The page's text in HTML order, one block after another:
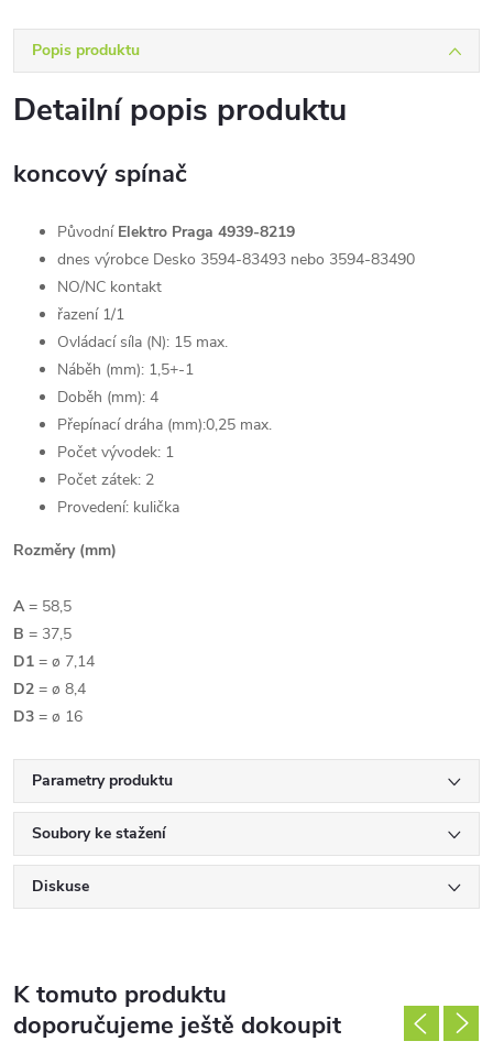
Popis produktu
Detailní popis produktu
koncový spínač
Původní Elektro Praga 4939-8219
dnes výrobce Desko 3594-83493 nebo 3594-83490
NO/NC kontakt
řazení 1/1
Ovládací síla (N): 15 max.
Náběh (mm): 1,5+-1
Doběh (mm): 4
Přepínací dráha (mm):0,25 max.
Počet vývodek: 1
Počet zátek: 2
Provedení: kulička
Rozměry (mm)
A= 58,5
B = 37,5
D1 = ø 7,14
D2 = ø 8,4
D3 = ø 16
Parametry produktu
Soubory ke stažení
Diskuse
K tomuto produktu
doporučujeme ještě dokoupit